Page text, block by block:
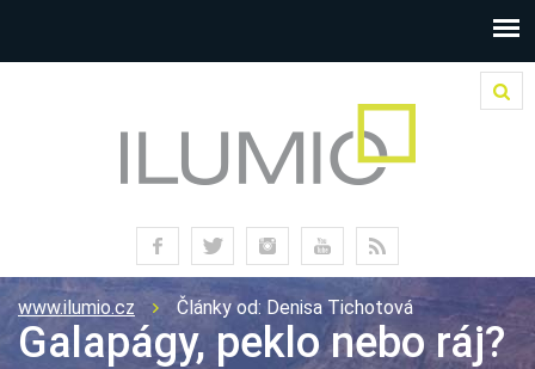
www.ilumio.cz Články od: Denisa Tichotová
Galapágy, peklo nebo ráj?